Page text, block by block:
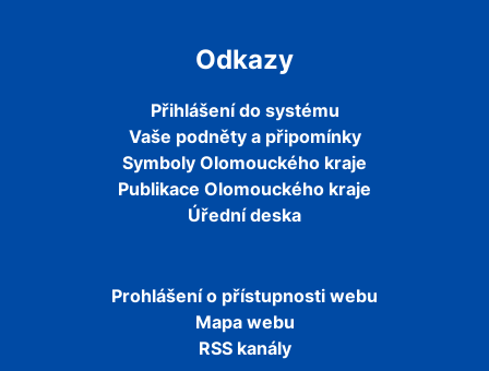
Odkazy
Přihlášení do systému
Vaše podněty a připomínky
Symboly Olomouckého kraje
Publikace Olomouckého kraje
Úřední deska
Prohlášení o přístupnosti webu
Mapa webu
RSS kanály